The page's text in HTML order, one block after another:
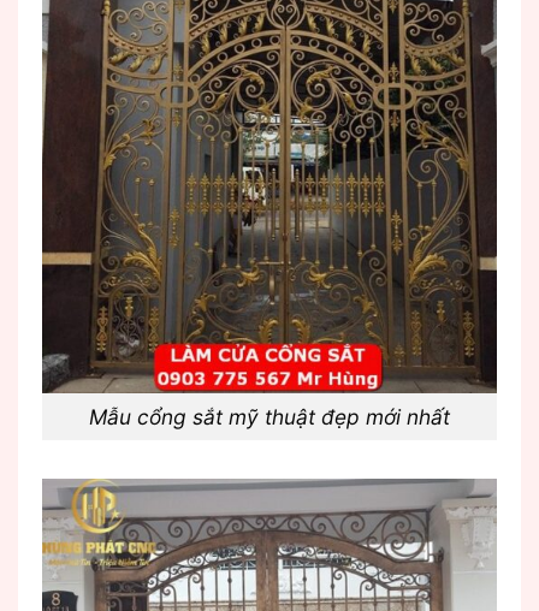
Mẫu cổng sắt mỹ thuật đẹp mới nhất